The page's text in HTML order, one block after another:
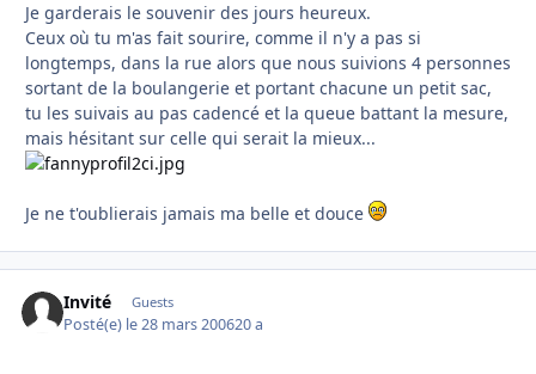
Je garderais le souvenir des jours heureux.
Ceux où tu m'as fait sourire, comme il n'y a pas si
longtemps, dans la rue alors que nous suivions 4 personnes
sortant de la boulangerie et portant chacune un petit sac,
tu les suivais au pas cadencé et la queue battant la mesure,
mais hésitant sur celle qui serait la mieux...
Je ne t'oublierais jamais ma belle et douce
Invité Guests
Posté(e) le 28 mars 200620 a